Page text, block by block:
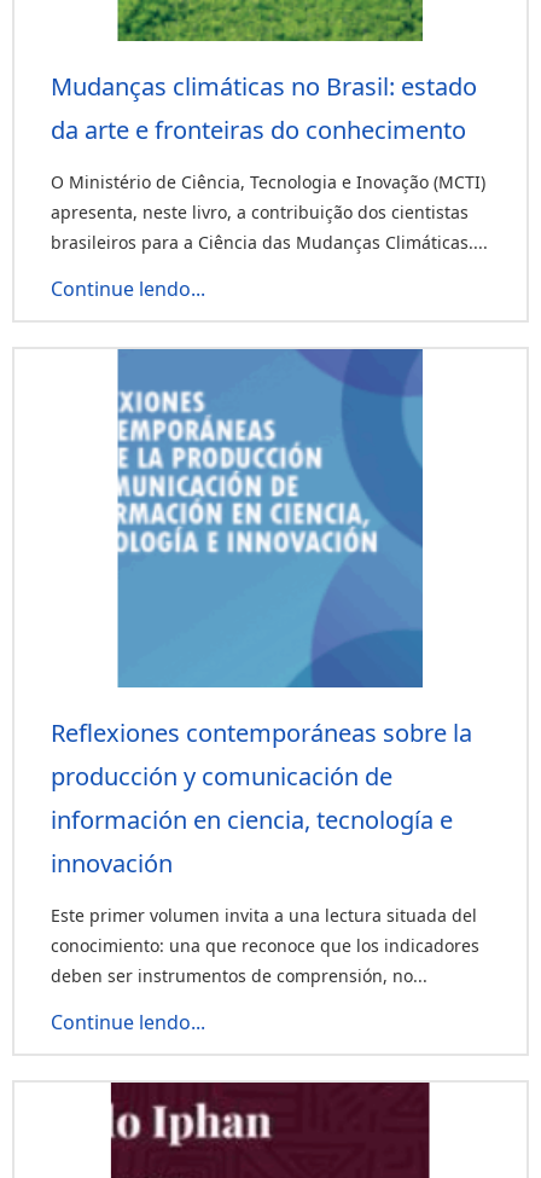
Mudanças climáticas no Brasil: estado
da arte e fronteiras do conhecimento
O Ministério de Ciência, Tecnologia e Inovação (MCTI)
apresenta, neste livro, a contribuição dos cientistas
brasileiros para a Ciência das Mudanças Climáticas....
Continue lendo...
Reflexiones contemporáneas sobre la
producción y comunicación de
información en ciencia, tecnología e
innovación
Este primer volumen invita a una lectura situada del
conocimiento: una que reconoce que los indicadores
deben ser instrumentos de comprensión, no...
Continue lendo...